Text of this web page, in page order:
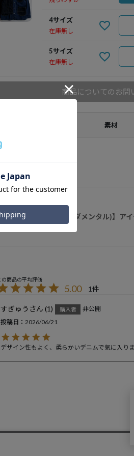
4サイズ
在庫無し
5サイズ
在庫無し
商品についてのお問
素材
【FDMTL(ファンダメンタル)】ア
5.00 1
すぎゅう 1 購入者
非公開
投稿日
2026/06/21